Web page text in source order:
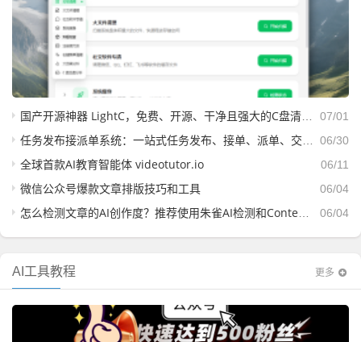
07/01
国产开源神器 LightC，免费、开源、干净且强大的C盘清理工具
06/30
任务发布接派单系统：一站式任务发布、接单、派单、交付、结算平台
06/11
全球首款AI教育智能体 videotutor.io
06/04
微信公众号爆款文章排版技巧和工具
06/04
怎么检测文章的AI创作度？推荐使用朱雀AI检测和ContentAny
AI工具教程 更多